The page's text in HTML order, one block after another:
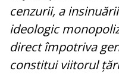
cenzurii, a
ideologic
direct împotriva
constitui viitorul